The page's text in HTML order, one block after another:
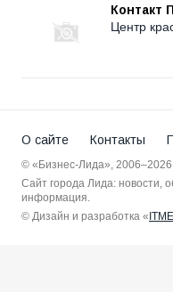
Контакт
Центр
О сайте Контакты
© «Бизнес-Лида», 2006–2026
Сайт города Лида: новости,
информация.
© Дизайн и разработка «